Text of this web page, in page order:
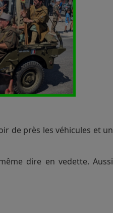
de près les véhicules et un
dire en vedette. Aussi